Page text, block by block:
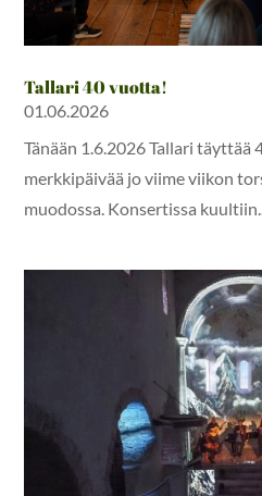
Tallari 40 vuotta!
01.06.2026
Tänään 1.6.2026 Tallari
merkkipäivää jo viime viikon
muodossa. Konsertissa